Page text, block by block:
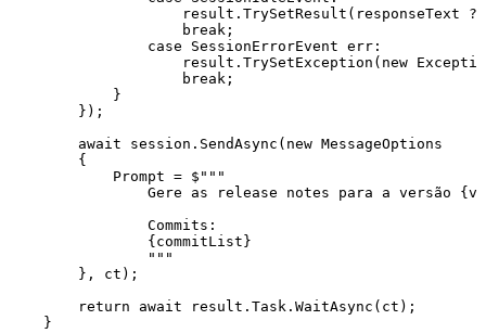
                    result
. TrySetResult (responseText ??
                    break
;
                case
SessionErrorEvent err :
                    result
. TrySetException ( new
                    break
;
            }
        });
        await
session . SendAsync ( new MessageOptions
        {
            Prompt
= $"""
                Gere as release notes para a versão
{
                Commits:
                {
commitList }
                """
        }
,
ct);
        return
await result . Task . WaitAsync (ct);
    }